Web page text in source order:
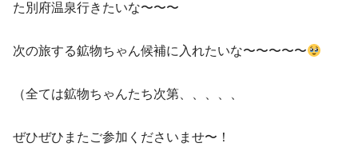
た別府温泉行きたいな〜〜〜
次の旅する鉱物ちゃん候補に入れたいな〜〜〜〜〜
（全ては鉱物ちゃんたち次第、、、、、
ぜひぜひまたご参加くださいませ〜！